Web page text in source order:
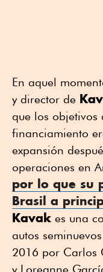
En aquel
y director de
que los objetivos
financiamiento
expansión
operaciones en
por lo que su
Brasil a
Kavak es una
autos
2016 por Carlos
y Loreanne